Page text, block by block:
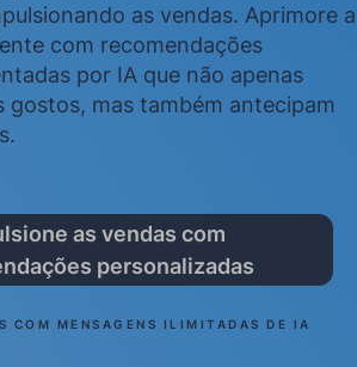
as vendas. Aprimore a
com recomendações
por IA que não apenas
gostos, mas também antecipam
as vendas com
personalizadas
COM MENSAGENS ILIMITADAS DE IA